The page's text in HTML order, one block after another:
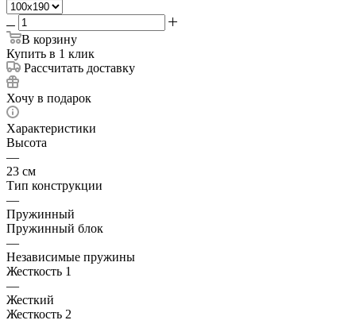
В корзину
Купить в 1 клик
Рассчитать доставку
Хочу в подарок
Характеристики
Высота
—
23 см
Тип конструкции
—
Пружинный
Пружинный блок
—
Независимые пружины
Жесткость 1
—
Жесткий
Жесткость 2